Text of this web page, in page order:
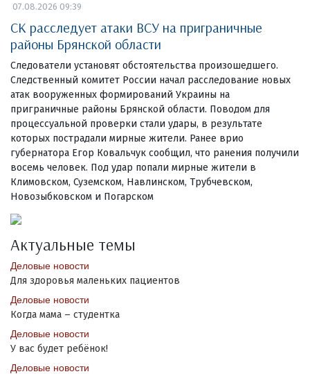
07.08.2026 09:39
СК расследует атаки ВСУ на приграничные
районы Брянской области
Следователи установят обстоятельства произошедшего.
Следственный комитет России начал расследование новых
атак вооруженных формирований Украины на
приграничные районы Брянской области. Поводом для
процессуальной проверки стали удары, в результате
которых пострадали мирные жители. Ранее врио
губернатора Егор Ковальчук сообщил, что ранения получили
восемь человек. Под удар попали мирные жители в
Климовском, Суземском, Навлинском, Трубчевском,
Новозыбковском и Погарском
Актуальные темы
Деловые новости
Для здоровья маленьких пациентов
Деловые новости
Когда мама – студентка
Деловые новости
У вас будет ребёнок!
Деловые новости